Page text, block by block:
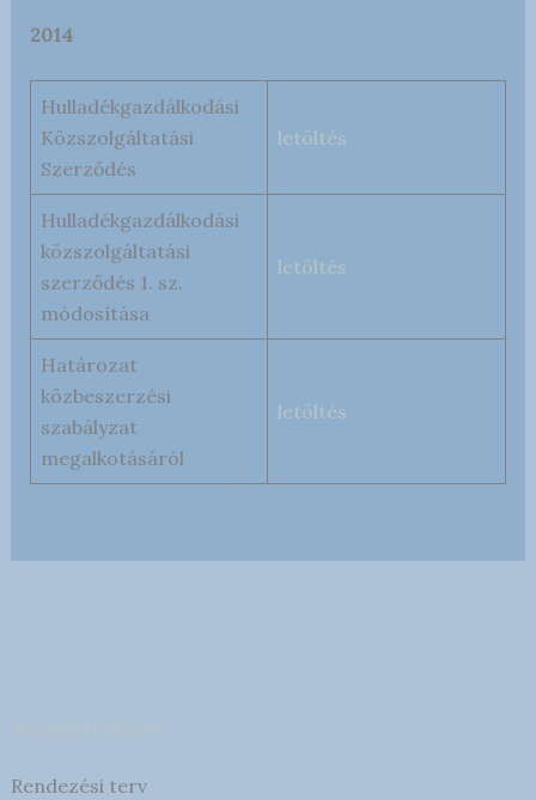
Rendezési terv
2014
Hulladékgazdálkodási
Közszolgáltatási
Szerződés
letöltés
Hulladékgazdálkodási
közszolgáltatási
szerződés 1. sz.
módosítása
letöltés
Határozat
közbeszerzési
szabályzat
megalkotásáról
letöltés